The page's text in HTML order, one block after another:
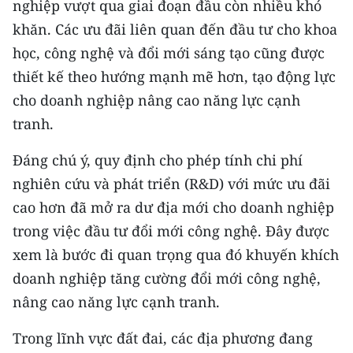
TIN MỚI
TIN ĐỊA PHƯƠNG
Trung du và miền núi phía Bắc
Đồng bằng sông Hồng
Bắc Trung Bộ
Duyên hải Nam Trung Bộ và Tây
Nguyên
Đông Nam Bộ
Đồng bằng sông Cửu Long
Chuyên trang Hà Nội
nghiệp vượt qua giai đoạn đầu còn nhiều khó
khăn. Các ưu đãi liên quan đến đầu tư cho khoa
học, công nghệ và đổi mới sáng tạo cũng được
thiết kế theo hướng mạnh mẽ hơn, tạo động lực
cho doanh nghiệp nâng cao năng lực cạnh
tranh.
Đáng chú ý, quy định cho phép tính chi phí
nghiên cứu và phát triển (R&D) với mức ưu đãi
cao hơn đã mở ra dư địa mới cho doanh nghiệp
trong việc đầu tư đổi mới công nghệ. Đây được
xem là bước đi quan trọng qua đó khuyến khích
doanh nghiệp tăng cường đổi mới công nghệ,
nâng cao năng lực cạnh tranh.
Trong lĩnh vực đất đai, các địa phương đang